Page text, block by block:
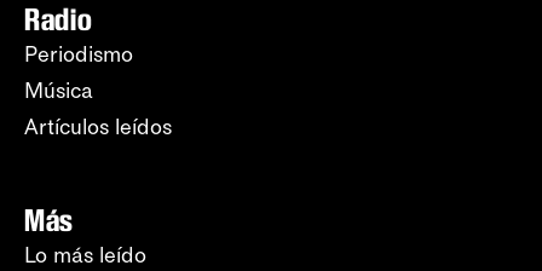
Radio
Periodismo
Música
Artículos leídos
Más
Lo más leído